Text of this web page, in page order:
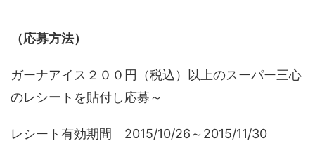
（応募方法）
ガーナアイス２００円（税込）以上のスーパー三心
のレシートを貼付し応募～
レシート有効期間 2015/10/26～2015/11/30